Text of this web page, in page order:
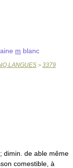
m blanc
LANGUES > 3379
dimin. de able même
comestible, à